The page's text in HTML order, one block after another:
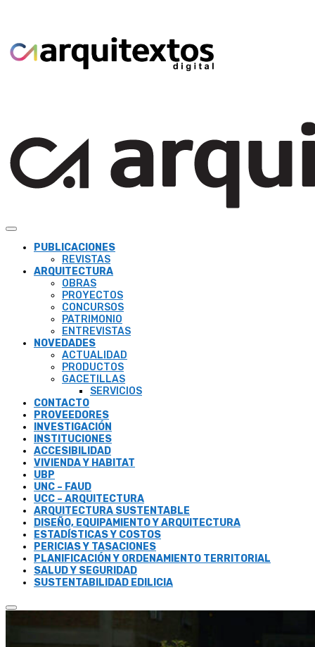
PUBLICACIONES
REVISTAS
ARQUITECTURA
OBRAS
PROYECTOS
CONCURSOS
PATRIMONIO
ENTREVISTAS
NOVEDADES
ACTUALIDAD
PRODUCTOS
GACETILLAS
SERVICIOS
CONTACTO
PROVEEDORES
INVESTIGACIÓN
INSTITUCIONES
ACCESIBILIDAD
VIVIENDA Y HABITAT
UBP
UNC – FAUD
UCC – ARQUITECTURA
ARQUITECTURA SUSTENTABLE
DISEÑO, EQUIPAMIENTO Y ARQUITECTURA
ESTADÍSTICAS Y COSTOS
PERICIAS Y TASACIONES
PLANIFICACIÓN Y ORDENAMIENTO TERRITORIAL
SALUD Y SEGURIDAD
SUSTENTABILIDAD EDILICIA